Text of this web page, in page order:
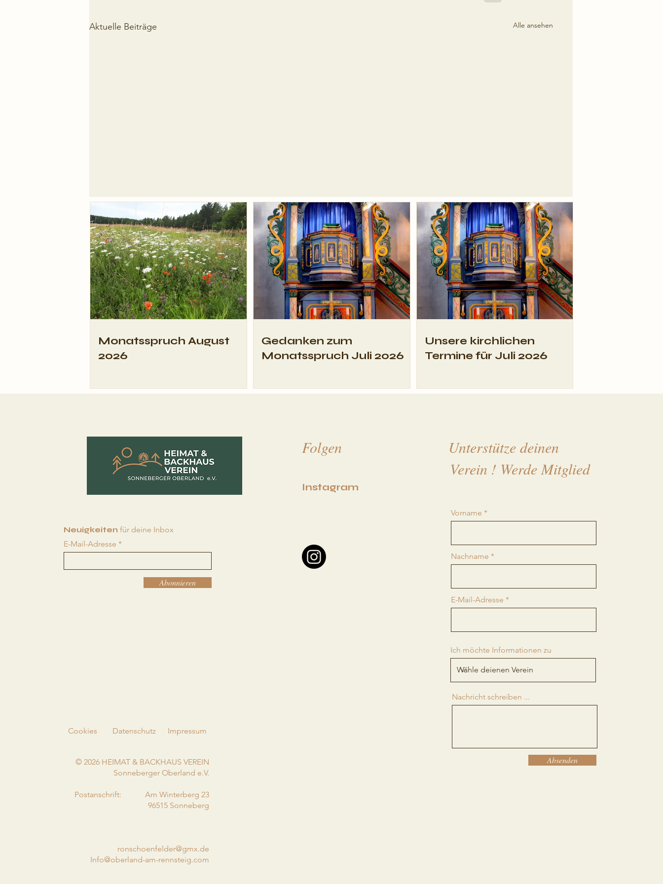
Aktuelle Beiträge Alle ansehen
25 Jahre Kirmes &
Trachtenverein
Hasenthal 99 e.V.
Männertag 2024
Glühweinbar in
Hasenthal
Monatsspruch August
2026
Gedanken zum
Monatsspruch Juli 2026
Unsere kirchlichen
Termine für Juli 2026
Neuigkeiten für deine Inbox
E-Mail-Adresse
Abonnieren
Cookies Datenschutz Impressum
© 2026 HEIMAT & BACKHAUS VEREIN
Sonneberger Oberland e.V.
Postanschrift: Am Winterberg 23
96515 Sonneberg
ronschoenfelder@gmx.de
Info@oberland-am-rennsteig.com
Folgen
Instagram
Unterstütze deinen
Verein ! Werde Mitglied
Vorname
Nachname
E-Mail-Adresse
Ich möchte Informationen zu
Nachricht schreiben ...
Absenden